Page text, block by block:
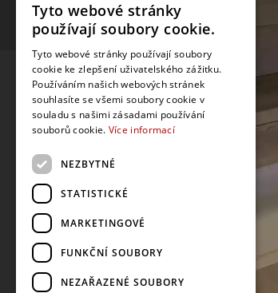
Tyto webové stránky
používají soubory cookie.
Tyto webové stránky používají soubory
cookie ke zlepšení uživatelského zážitku.
Používáním našich webových stránek
souhlasíte se všemi soubory cookie v
souladu s našimi zásadami používání
souborů cookie. Více informací
NEZBYTNÉ
STATISTICKÉ
MARKETINGOVÉ
FUNKČNÍ SOUBORY
NEZAŘAZENÉ SOUBORY